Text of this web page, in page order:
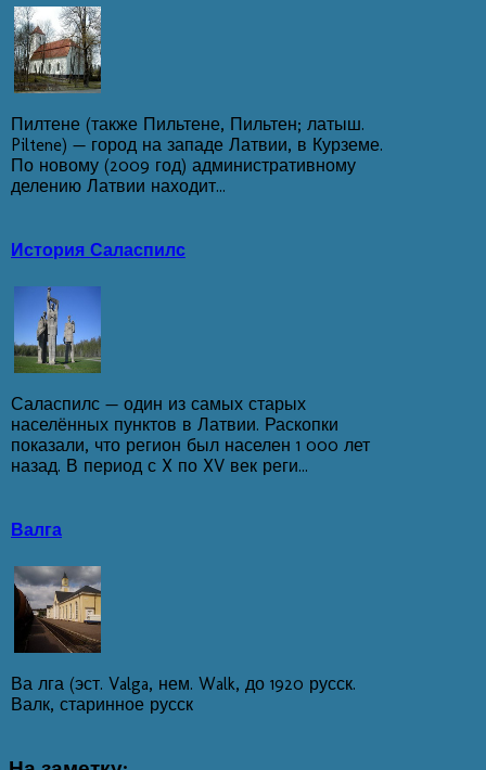
Пилтене (также Пильтене, Пильтен; латыш.
Piltene) — город на западе Латвии, в Курземе.
По новому (2009 год) административному
делению Латвии находит...
История Саласпилс
Саласпилс — один из самых старых
населённых пунктов в Латвии. Раскопки
показали, что регион был населен 1 000 лет
назад. В период с X по XV век реги...
Валга
Ва лга (эст. Valga, нем. Walk, до 1920 русск.
Валк, старинное русск